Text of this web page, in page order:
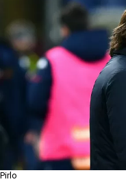
Pirlo